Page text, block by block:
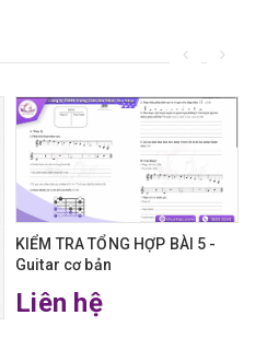
KIỂM TRA TỔNG HỢP BÀI 5 -
Guitar cơ bản
Liên hệ